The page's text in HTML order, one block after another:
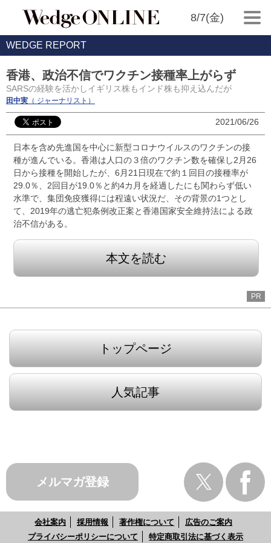
8/7(金)
WEDGE REPORT
香港、政治不信でワクチン接種率上がらず
SARSの経験を活かしイギリス株もインド株も抑え込んだが
田中実 （ ジャーナリスト）
2021/06/26
日本を含め先進国を中心に新型コロナウイルスのワクチンの接
種が進んでいる。香港は人口の３倍のワクチン数を確保し2月26
日から接種を開始したが、6月21日現在で約１回目の接種率が
29.0％、2回目が19.0％と約4カ月を経過したにも関わらず低い
水準で、集団免疫獲得には程遠い状況だ、その背景の1つとし
て、2019年の逃亡犯条例改正案と香港国家安全維持法による政
治不信がある。
本文を読む
PR
トップページ
人気記事
メルマガ登録
会社案内 採用情報 著作権について
広告のご案内
プライバシーポリシーについて
特定商取引法に基づく表示